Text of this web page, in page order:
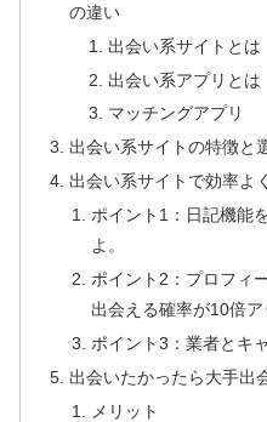
の違い
出会い系サイトとは
出会い系アプリとは
マッチングアプリ
出会い系サイトの特徴と
出会い系サイトで効率よ
ポイント1：日記機能
よ。
ポイント2：プロフィ
出会える確率が10倍ア
ポイント3：業者とキ
出会いたかったら大手出
メリット